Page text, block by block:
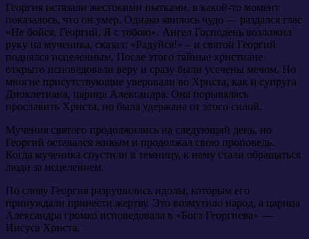
Георгия истязали жестокими пытками, в какой-то момент
показалось, что он умер. Однако явилось чудо — раздался глас
«Не бойся, Георгий, Я с тобою». Ангел Господень возложил
руку на мученика, сказал: «Радуйся!» – и святой Георгий
поднялся исцеленным. После этого тайные христиане
открыто исповедовали веру и сразу были усечены мечом. Но
многие присутствующие уверовали во Христа, как и супруга
Диоклетиана, царица Александра. Она порывалась
прославить Христа, но была удержана от этого силой.
Мучения святого продолжились на следующий день, но
Георгий оставался живым и продолжал свою проповедь.
Когда мученика спустили в темницу, к нему стали обращаться
люди за исцелением.
По слову Георгия разрушились идолы, которым его
принуждали принести жертву. Это возмутило народ, а царица
Александра громко исповедовала в «Бога Георгиева» —
Иисуса Христа.